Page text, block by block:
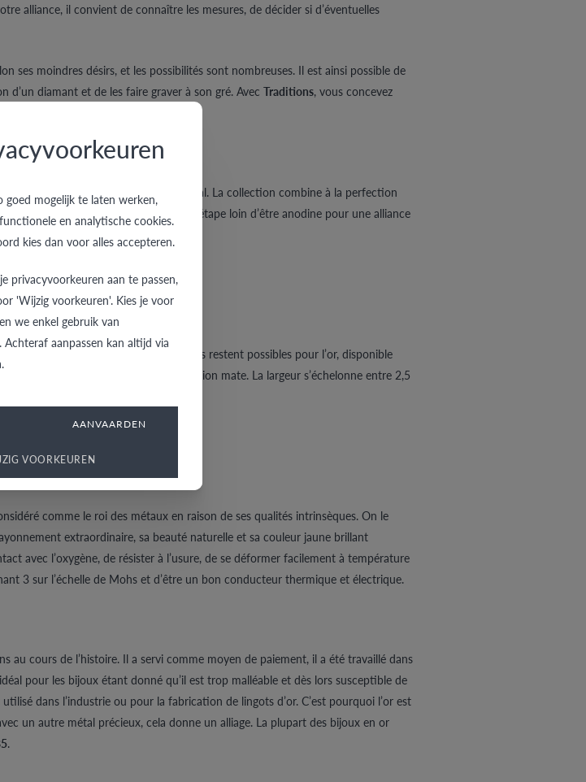
alliance, il convient de connaître les mesures, de décider si d’éventuelles
ses moindres désirs, et les possibilités sont nombreuses. Il est ainsi possible de
d’un diamant et de les faire graver à son gré. Avec Traditions, vous concevez
à l’aspect final de votre alliance.
face intérieure, pour un confort optimal. La collection combine à la perfection
taille correcte de votre bague ; une étape loin d’être anodine pour une alliance
l’or pur et les diamants. Des variations restent possibles pour l’or, disponible
une version brillante ou une version mate. La largeur s’échelonne entre 2,5
comme le roi des métaux en raison de ses qualités intrinsèques. On le
extraordinaire, sa beauté naturelle et sa couleur jaune brillant
avec l’oxygène, de résister à l’usure, de se déformer facilement à température
3 sur l’échelle de Mohs et d’être un bon conducteur thermique et électrique.
au cours de l’histoire. Il a servi comme moyen de paiement, il a été travaillé dans
pour les bijoux étant donné qu’il est trop malléable et dès lors susceptible de
dans l’industrie ou pour la fabrication de lingots d’or. C’est pourquoi l’or est
un autre métal précieux, cela donne un alliage. La plupart des bijoux en or
.
goed mogelijk te laten werken,
en analytische cookies.
kies dan voor alles accepteren.
privacyvoorkeuren aan te passen,
'Wijzig voorkeuren'. Kies je voor
we enkel gebruik van
aanpassen kan altijd via
AANVAARDEN
VOORKEUREN